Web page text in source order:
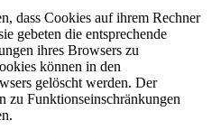
dass Cookies auf ihrem Rechner
gebeten die entsprechende
ihres Browsers zu
können in den
gelöscht werden. Der
zu Funktionseinschränkungen